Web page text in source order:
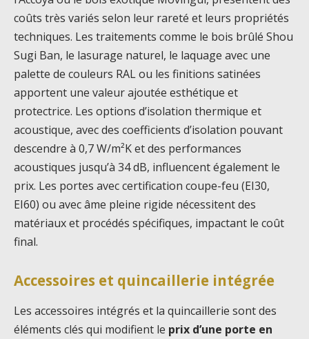
coûts très variés selon leur rareté et leurs propriétés
techniques. Les traitements comme le bois brûlé Shou
Sugi Ban, le lasurage naturel, le laquage avec une
palette de couleurs RAL ou les finitions satinées
apportent une valeur ajoutée esthétique et
protectrice. Les options d’isolation thermique et
acoustique, avec des coefficients d’isolation pouvant
descendre à 0,7 W/m²K et des performances
acoustiques jusqu’à 34 dB, influencent également le
prix. Les portes avec certification coupe-feu (EI30,
EI60) ou avec âme pleine rigide nécessitent des
matériaux et procédés spécifiques, impactant le coût
final.
Accessoires et quincaillerie intégrée
Les accessoires intégrés et la quincaillerie sont des
éléments clés qui modifient le prix d’une porte en